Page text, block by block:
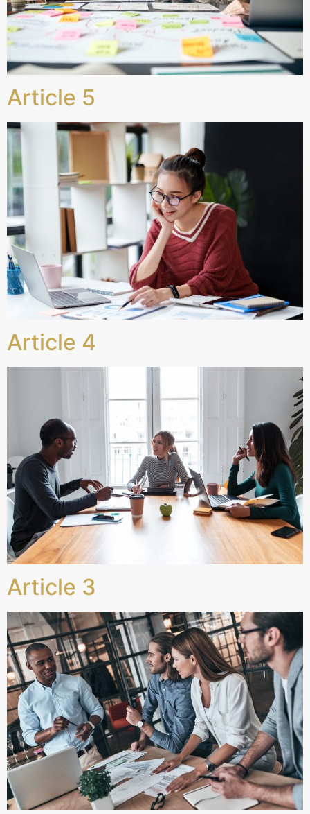
Article 5
Article 4
Article 3